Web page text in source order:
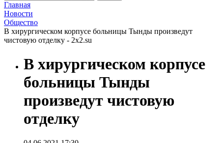
Главная
Новости
Общество
В хирургическом корпусе больницы Тынды произведут
чистовую отделку - 2x2.su
В хирургическом корпусе
больницы Тынды
произведут чистовую
отделку